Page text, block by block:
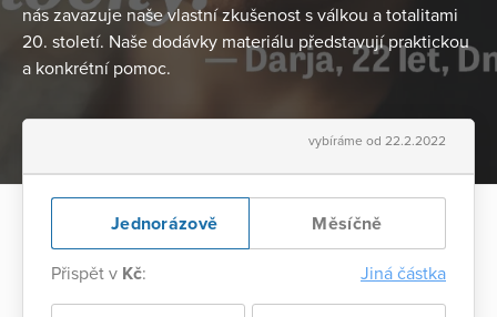
nás zavazuje naše vlastní zkušenost s válkou a totalitami
20. století. Naše dodávky materiálu představují praktickou
a konkrétní pomoc.
vybíráme od 22.2.2022
Jednorázově Měsíčně
Přispět v Kč: Jiná částka